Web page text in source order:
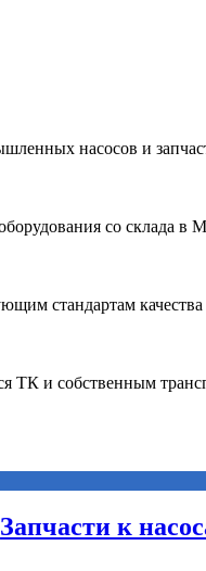
Запчасти к